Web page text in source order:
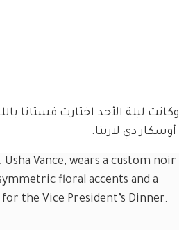
وكانت ليلة الأحد اختارت فستانا
أوسكار دي لارنتا.
Usha Vance, wears a custom noir
floral accents and a
the Vice President’s Dinner.